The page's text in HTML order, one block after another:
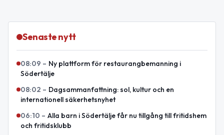
Senaste nytt
08:09 – Ny plattform för restaurangbemanning i
Södertälje
08:02 – Dagsammanfattning: sol, kultur och en
internationell säkerhetsnyhet
06:10 – Alla barn i Södertälje får nu tillgång till fritidshem
och fritidsklubb